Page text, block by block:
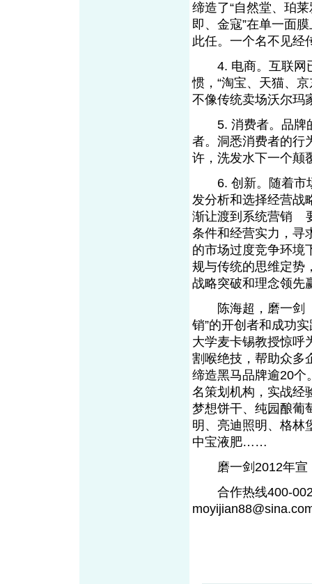
缔造了“自然堂、珀
即、金寇”在单一面
此任。一个名不见经
4. 电商。互联网已
惯，“淘宝、天猫、
不像传统卖场沃尔玛
5. 消费者。品牌的
者。洞悉消费者的行
许，洗发水下一个颠
6. 创新。随着市场
发分析和选择经营战
渐让渡到系统营销
条件和经营实力，寻
的市场过度竞争环境
规与传统的思维定势
战略突破和理念领
陈海超，磨一剑（
销”的开创者和成功
大学麦卡锡教授惊呼
割喉绝技，帮助众多
缔造黑马品牌逾20个
名策划机构，实战经
梦想饼干、纯园酿葡
明、亮迪照明、格林
中宝液肥……
磨一剑2012年宣
合作热线400-
moyijian88@sina